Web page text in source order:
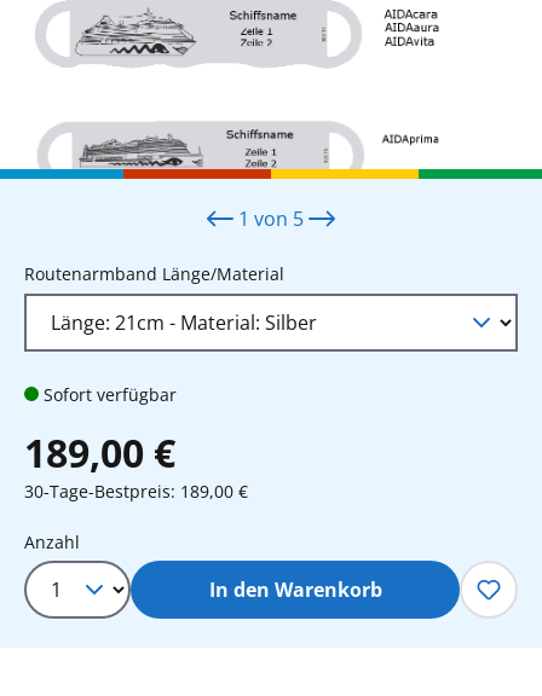
1 von 5
Routenarmband Länge/Material
Sofort verfügbar
189,00 €
30-Tage-Bestpreis: 189,00 €
Produkt Anzahl: Gib den
Anzahl
In den Warenkorb